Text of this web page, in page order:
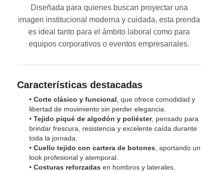
Diseñada para quienes buscan proyectar una
imagen institucional moderna y cuidada, esta prenda
es ideal tanto para el ámbito laboral como para
equipos corporativos o eventos empresariales.
Características destacadas
• Corte clásico y funcional , que ofrece comodidad y
libertad de movimiento sin perder elegancia.
• Tejido piqué de algodón y poliéster, pensado para
brindar frescura, resistencia y excelente caída durante
toda la jornada.
• Cuello tejido con cartera de botones , aportando un
look profesional y atemporal.
• Costuras reforzadas en hombros y laterales,